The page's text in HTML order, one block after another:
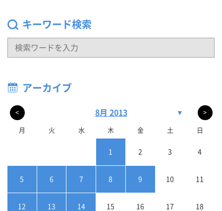
キーワード検索
アーカイブ
< 8月 2013 ▼ >
月 火 水 木 金 土 日
1 2 3 4
5 6 7 8 9 10 11
12 13 14 15 16 17 18